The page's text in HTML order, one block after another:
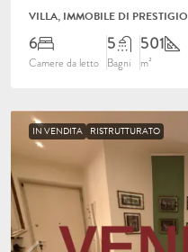
VILLA, IMMOBILE DI PRESTIGIO
6
Camere da letto
5
Bagni
501
m²
IN VENDITA RISTRUTTURATO